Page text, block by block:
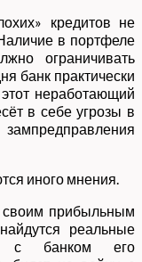
кредитов не
в портфеле
ограничивать
банк практически
неработающий
в себе угрозы в
иного мнения.
своим прибыльным
реальные
с банком его